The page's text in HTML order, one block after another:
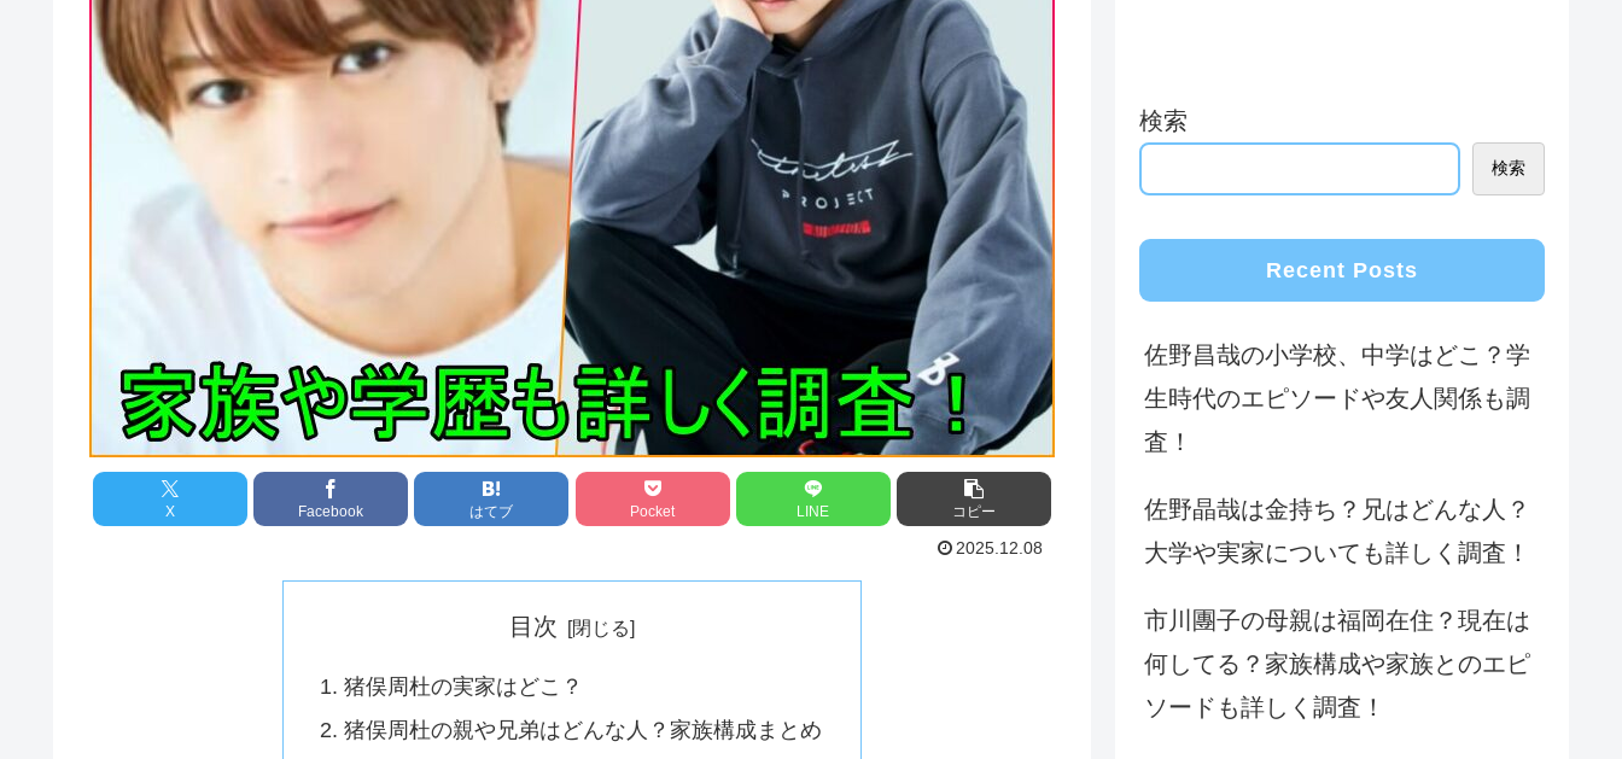
X Facebook はてブ Pocket LINE コピー
2025.12.08
目次
猪俣周杜の実家はどこ？
猪俣周杜の親や兄弟はどんな人？家族構成まとめ
検索
検索
Recent Posts
佐野昌哉の小学校、中学はどこ？学
生時代のエピソードや友人関係も調
査！
佐野晶哉は金持ち？兄はどんな人？
大学や実家についても詳しく調査！
市川團子の母親は福岡在住？現在は
何してる？家族構成や家族とのエピ
ソードも詳しく調査！